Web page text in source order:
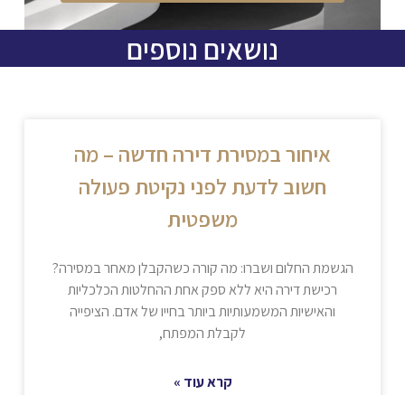
נושאים נוספים
איחור במסירת דירה חדשה – מה
חשוב לדעת לפני נקיטת פעולה
משפטית
הגשמת החלום ושברו: מה קורה כשהקבלן מאחר במסירה?
רכישת דירה היא ללא ספק אחת ההחלטות הכלכליות
והאישיות המשמעותיות ביותר בחייו של אדם. הציפייה
לקבלת המפתח,
קרא עוד »